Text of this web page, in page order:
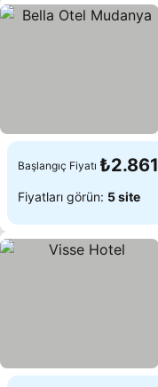
Başlangıç Fiyatı ₺2.861
Fiyatları görün: 5 site